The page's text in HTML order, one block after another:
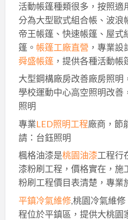
活動帳篷種類很多，按照適
分為大型歐式組合帳、波浪
帝王帳篷、快速帳篷、屋式
篷。 帳篷工廠直營 ，專業
舜盛帳篷，提供各種活動帳
大型鋼構廠房改善廠房照明
學校運動中心高空照明改善
照明
專業LED照明工程廠商，節
請：台鈺照明
楓格油漆是桃園油漆工程行
漆粉刷工程，價格實在，施
粉刷工程價目表清楚，專業
平鎮冷氣維修,桃園冷氣維修
程位於平鎮區，提供大桃園